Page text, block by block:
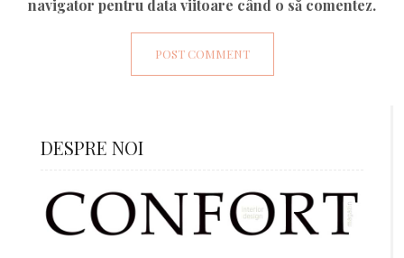
navigator pentru data viitoare când o să comentez.
DESPRE NOI